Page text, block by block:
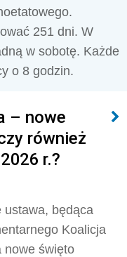
251 dni. W
w sobotę. Każde
o 8 godzin.
– nowe
również
r.?
ustawa, będąca
Koalicja
nowe święto